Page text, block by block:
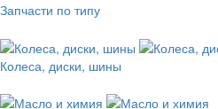
Запчасти по типу
Колеса, диски, шины